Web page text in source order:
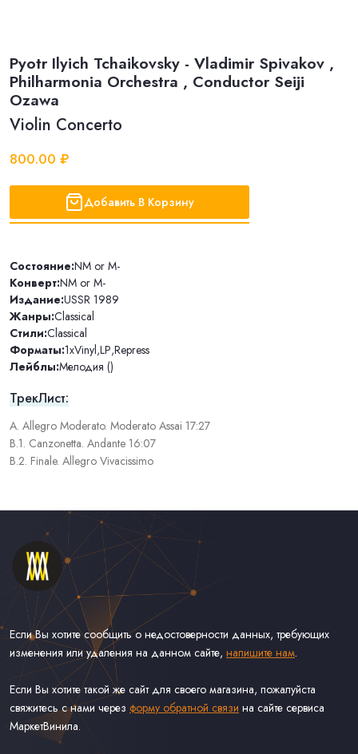
Pyotr Ilyich Tchaikovsky - Vladimir Spivakov ,
Philharmonia Orchestra , Conductor Seiji
Ozawa
Violin Concerto
800.00 ₽
Добавить В Корзину
Состояние:NM or M-
Конверт:NM or M-
Издание:USSR 1989
Жанры:Classical
Стили:Classical
Форматы:1xVinyl,LP,Repress
Лейблы:Мелодия ()
ТрекЛист:
A. Allegro Moderato. Moderato Assai 17:27
B.1. Canzonetta. Andante 16:07
B.2. Finale. Allegro Vivacissimo
Если Вы хотите сообщить о недостоверности данных, требующих
изменения или удаления на данном сайте, напишите нам.
Если Вы хотите такой же сайт для своего магазина, пожалуйста
свяжитесь с нами через форму обратной связи на сайте сервиса
МаркетВинила.